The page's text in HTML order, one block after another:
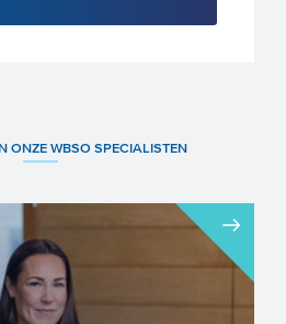
ONZE WBSO SPECIALISTEN